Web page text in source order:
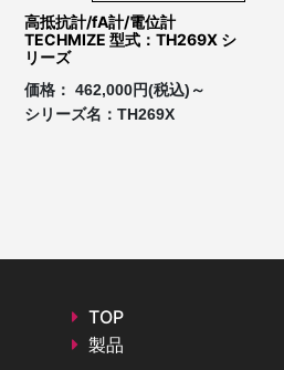
高抵抗計/fA計/電位計
TECHMIZE 型式：TH269X シ
リーズ
価格： 462,000円(税込)～
シリーズ名： TH269X
TOP
製品